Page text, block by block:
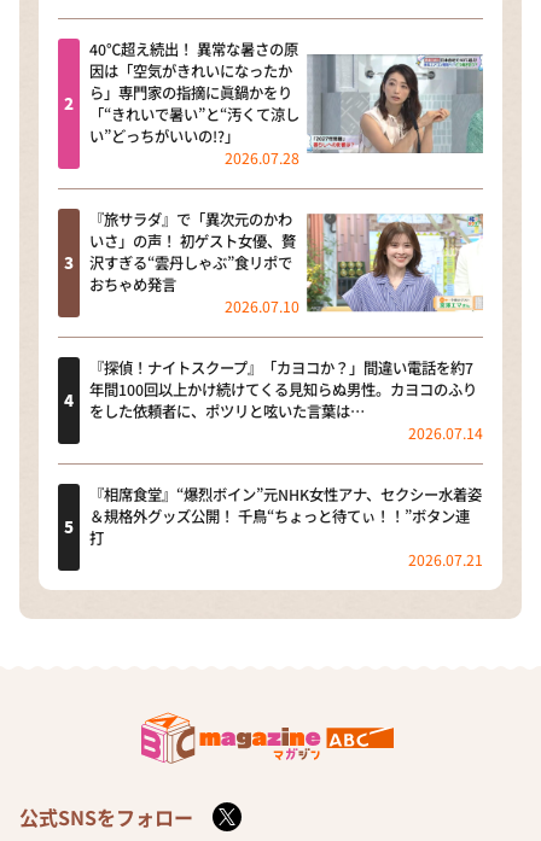
ポツンと一軒家
ザキ山小屋本館
ぺこぱのまるスポ
アナ回覧板
40℃超え続出！ 異常な暑さの原
因は「空気がきれいになったか
ら」専門家の指摘に眞鍋かをり
「“きれいで暑い”と“汚くて涼し
い”どっちがいいの!?」
2026.07.28
『旅サラダ』で「異次元のかわ
いさ」の声！ 初ゲスト女優、贅
沢すぎる“雲丹しゃぶ”食リポで
おちゃめ発言
2026.07.10
『探偵！ナイトスクープ』「カヨコか？」間違い電話を約7
年間100回以上かけ続けてくる見知らぬ男性。カヨコのふり
をした依頼者に、ポツリと呟いた言葉は…
2026.07.14
『相席食堂』“爆烈ボイン”元NHK女性アナ、セクシー水着姿
＆規格外グッズ公開！ 千鳥“ちょっと待てぃ！！”ボタン連
打
2026.07.21
公式SNSをフォロー